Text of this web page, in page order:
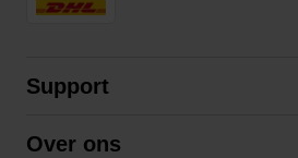
Support
Over ons